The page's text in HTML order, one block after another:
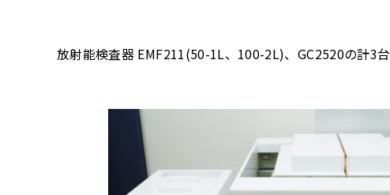
放射能検査器 EMF211(50-1L、100-2L)、GC2520の計3